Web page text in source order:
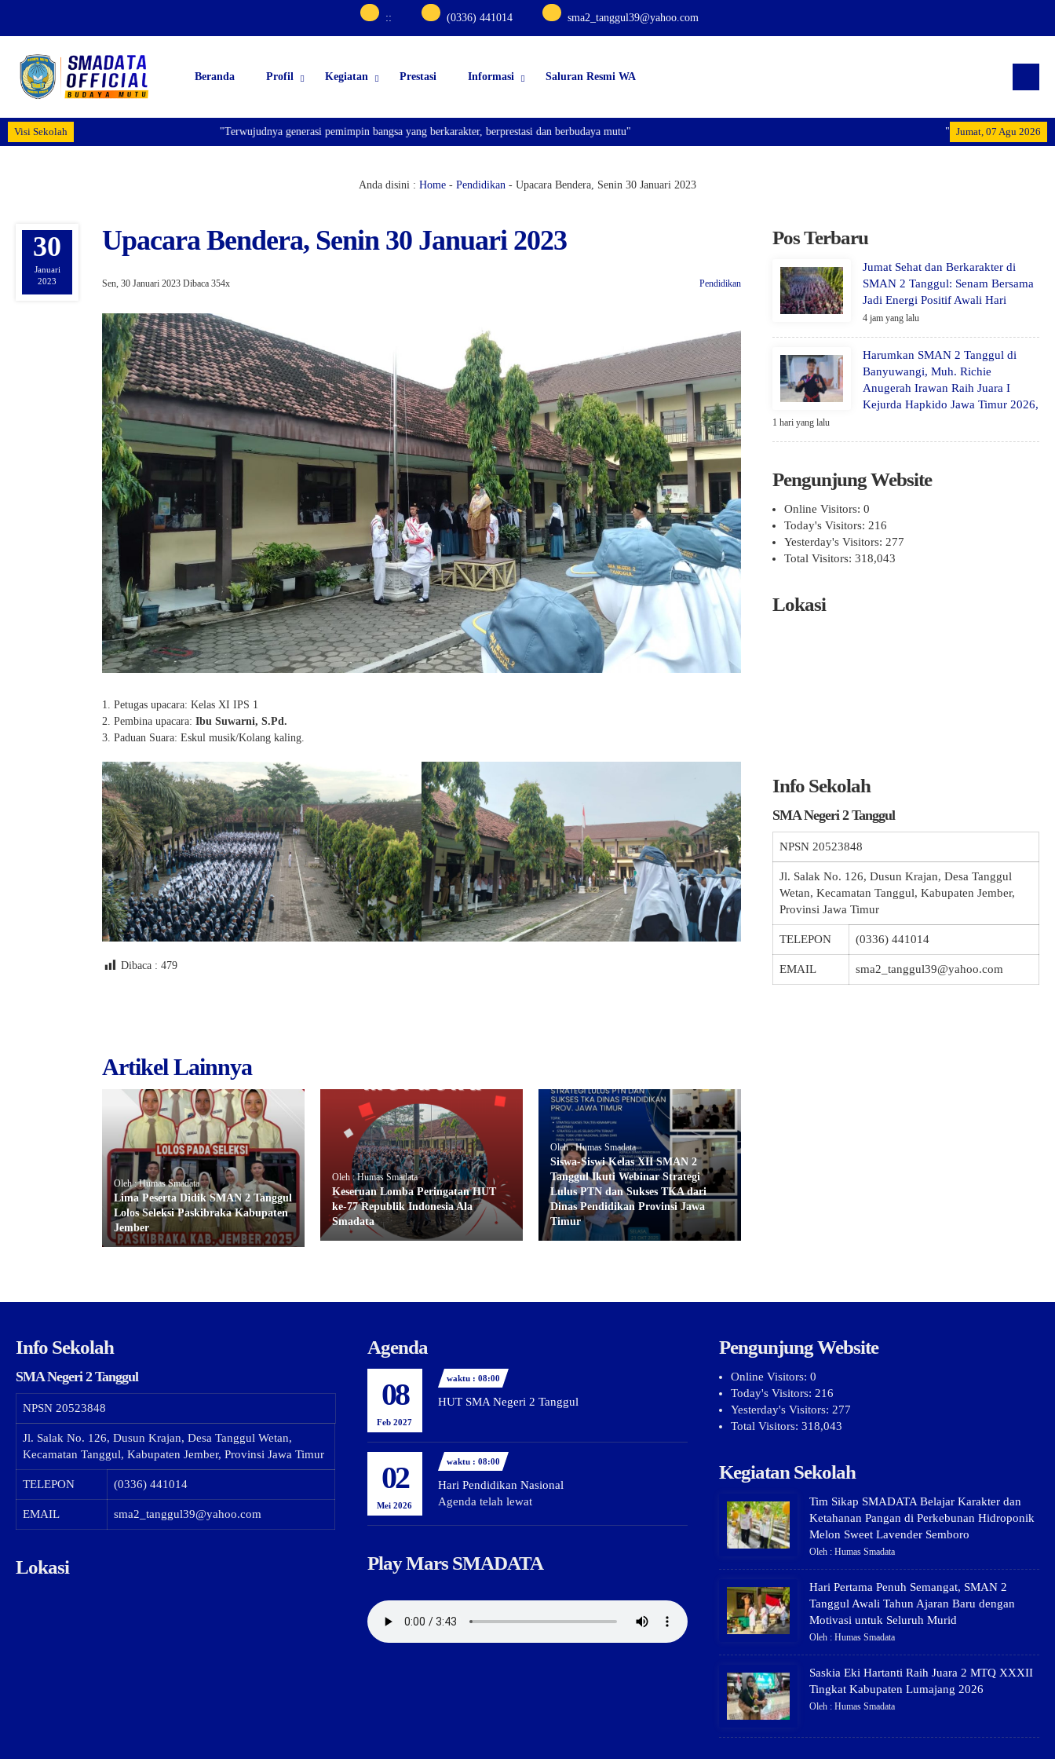
:: (0336) 441014 sma2_tanggul39@yahoo.com
Beranda Profil Kegiatan Prestasi Informasi Saluran Resmi WA
Visi Sekolah Jumat, 07 Agu 2026
"Terwujudnya generasi
"Terwujudnya generasi pemimpin bangsa yang berkarakter, berprestasi dan berbudaya mutu"
Anda disini : Home - Pendidikan - Upacara Bendera, Senin 30 Januari 2023
30
Januari
2023
Upacara Bendera, Senin 30 Januari 2023
Sen, 30 Januari 2023 Dibaca 354x Pendidikan
Petugas upacara: Kelas XI IPS 1
Pembina upacara: Ibu Suwarni, S.Pd.
Paduan Suara: Eskul musik/Kolang kaling.
Dibaca : 479
Artikel Lainnya
Oleh : Humas Smadata
Lima Peserta Didik SMAN 2 Tanggul
Lolos Seleksi Paskibraka Kabupaten
Jember
Oleh : Humas Smadata
Keseruan Lomba Peringatan HUT
ke-77 Republik Indonesia Ala
Smadata
Oleh : Humas Smadata
Siswa-Siswi Kelas XII SMAN 2
Tanggul Ikuti Webinar Strategi
Lulus PTN dan Sukses TKA dari
Dinas Pendidikan Provinsi Jawa
Timur
Pos Terbaru
Jumat Sehat dan Berkarakter di
SMAN 2 Tanggul: Senam Bersama
Jadi Energi Positif Awali Hari
4 jam yang lalu
Harumkan SMAN 2 Tanggul di
Banyuwangi, Muh. Richie
Anugerah Irawan Raih Juara I
Kejurda Hapkido Jawa Timur 2026,
1 hari yang lalu
Pengunjung Website
Online Visitors: 0
Today's Visitors: 216
Yesterday's Visitors: 277
Total Visitors: 318,043
Lokasi
Info Sekolah
SMA Negeri 2 Tanggul
NPSN 20523848
Jl. Salak No. 126, Dusun Krajan, Desa Tanggul
Wetan, Kecamatan Tanggul, Kabupaten Jember,
Provinsi Jawa Timur
TELEPON (0336) 441014
EMAIL sma2_tanggul39@yahoo.com
Info Sekolah
SMA Negeri 2 Tanggul
NPSN 20523848
Jl. Salak No. 126, Dusun Krajan, Desa Tanggul Wetan,
Kecamatan Tanggul, Kabupaten Jember, Provinsi Jawa Timur
TELEPON (0336) 441014
EMAIL sma2_tanggul39@yahoo.com
Lokasi
Agenda
08
Feb 2027
waktu : 08:00
HUT SMA Negeri 2 Tanggul
02
Mei 2026
waktu : 08:00
Hari Pendidikan Nasional
Agenda telah lewat
Play Mars SMADATA
Pengunjung Website
Online Visitors: 0
Today's Visitors: 216
Yesterday's Visitors: 277
Total Visitors: 318,043
Kegiatan Sekolah
Tim Sikap SMADATA Belajar Karakter dan
Ketahanan Pangan di Perkebunan Hidroponik
Melon Sweet Lavender Semboro
Oleh : Humas Smadata
Hari Pertama Penuh Semangat, SMAN 2
Tanggul Awali Tahun Ajaran Baru dengan
Motivasi untuk Seluruh Murid
Oleh : Humas Smadata
Saskia Eki Hartanti Raih Juara 2 MTQ XXXII
Tingkat Kabupaten Lumajang 2026
Oleh : Humas Smadata